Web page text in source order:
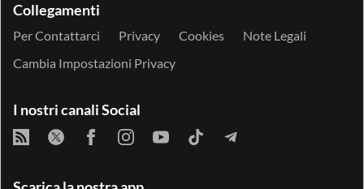
Collegamenti
Per Contattarci Privacy Cookies
Note Legali
Cambia Impostazioni Privacy
I nostri canali Social